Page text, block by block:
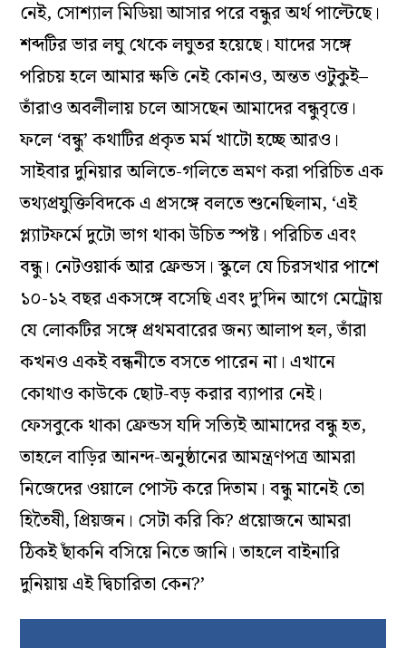
নেই, সোশ্যাল মিডিয়া আসার পরে বন্ধুর অর্থ পাল্টেছে।
শব্দটির ভার লঘু থেকে লঘুতর হয়েছে। যাদের সঙ্গে
পরিচয় হলে আমার ক্ষতি নেই কোনও, অন্তত ওটুকুই–
তাঁরাও অবলীলায় চলে আসছেন আমাদের বন্ধুবৃত্তে।
ফলে ‘বন্ধু’ কথাটির প্রকৃত মর্ম খাটো হচ্ছে আরও।
সাইবার দুনিয়ার অলিতে-গলিতে ভ্রমণ করা পরিচিত এক
তথ্যপ্রযুক্তিবিদকে এ প্রসঙ্গে বলতে শুনেছিলাম, ‘এই
প্ল্যাটফর্মে দুটো ভাগ থাকা উচিত স্পষ্ট। পরিচিত এবং
বন্ধু। নেটওয়ার্ক আর ফ্রেন্ডস। স্কুলে যে চিরসখার পাশে
১০-১২ বছর একসঙ্গে বসেছি এবং দু’দিন আগে মেট্রোয়
যে লোকটির সঙ্গে প্রথমবারের জন্য আলাপ হল, তাঁরা
কখনও একই বন্ধনীতে বসতে পারেন না। এখানে
কোথাও কাউকে ছোট-বড় করার ব্যাপার নেই।
ফেসবুকে থাকা ফ্রেন্ডস যদি সত্যিই আমাদের বন্ধু হত,
তাহলে বাড়ির আনন্দ-অনুষ্ঠানের আমন্ত্রণপত্র আমরা
নিজেদের ওয়ালে পোস্ট করে দিতাম। বন্ধু মানেই তো
হিতৈষী, প্রিয়জন। সেটা করি কি? প্রয়োজনে আমরা
ঠিকই ছাঁকনি বসিয়ে নিতে জানি। তাহলে বাইনারি
দুনিয়ায় এই দ্বিচারিতা কেন?’